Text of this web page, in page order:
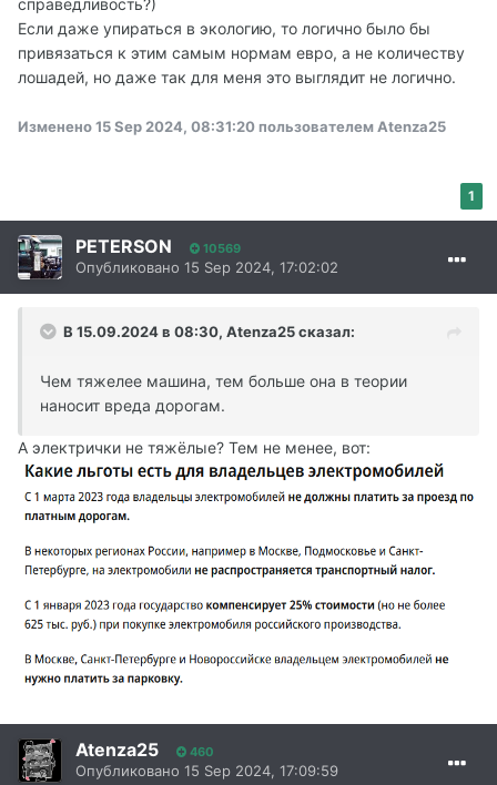
справедливость?)
Если даже упираться в экологию, то логично было бы
привязаться к этим самым нормам евро, а не количеству
лошадей, но даже так для меня это выглядит не логично.
Изменено15 Sep 2024, 08:31:20пользователем Atenza25
1
PETERSON 10569
Опубликовано 15 Sep 2024, 17:02:02
В 15.09.2024 в 08:30, Atenza25сказал:
Чем тяжелее машина, тем больше она в теории
наносит вреда дорогам.
А электрички не тяжёлые? Тем не менее, вот:
Atenza25 460
Опубликовано 15 Sep 2024, 17:09:59